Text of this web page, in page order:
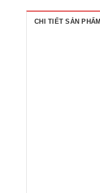
CHI TIẾT SẢN PHẨM